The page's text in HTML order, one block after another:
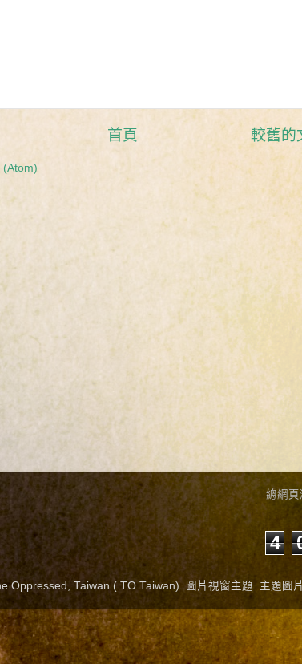
較舊的
首頁
(Atom)
總網
4
Oppressed, Taiwan ( TO Taiwan). 圖片視窗主題. 主題圖